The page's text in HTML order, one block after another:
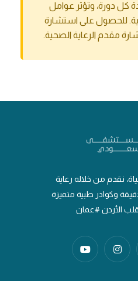
كل دورة، وتؤثر عوامل
للحصول على استشارة
مقدم الرعاية الصحية.
نقدم من خلاله رعاية
وكوادر طبية متميزة
الأردن #عمان